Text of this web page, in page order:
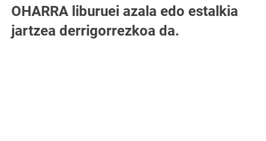
OHARRA liburuei azala edo estalkia
jartzea derrigorrezkoa da.